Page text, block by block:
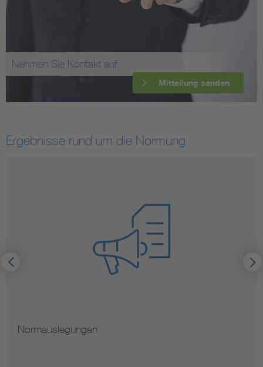
Nehmen Sie Kontakt auf
Mitteilung senden
Ergebnisse rund um die Normung
Normauslegungen